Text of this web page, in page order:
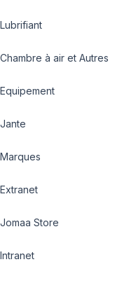
Lubrifiant
Chambre à air et Autres
Equipement
Jante
Marques
Extranet
Jomaa Store
Intranet